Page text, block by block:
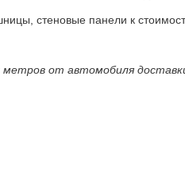
стеновые панели к
от автомобиля